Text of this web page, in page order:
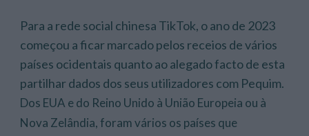
Para a rede social chinesa TikTok, o ano de 2023
começou a ficar marcado pelos receios de vários
países ocidentais quanto ao alegado facto de esta
partilhar dados dos seus utilizadores com Pequim.
Dos EUA e do Reino Unido à União Europeia ou à
Nova Zelândia, foram vários os países que